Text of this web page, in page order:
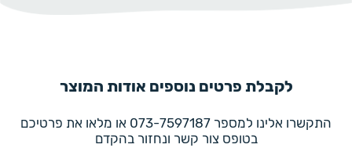
לקבלת פרטים נוספים אודות המוצר
התקשרו אלינו למספר 073-7597187 או מלאו את פרטיכם
בטופס צור קשר ונחזור בהקדם